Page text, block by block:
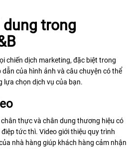
dung trong
chiến dịch marketing, đặc biệt trong
của hình ảnh và câu chuyện có thể
lựa chọn dịch vụ của bạn.
thực và chân dung thương hiệu có
tức thì. Video giới thiệu quy trình
nhà hàng giúp khách hàng cảm nhận